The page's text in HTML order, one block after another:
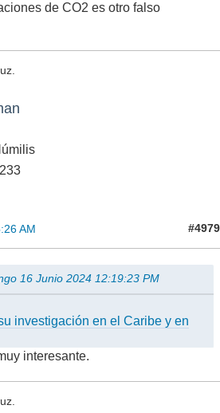
de CO2 es otro falso
AM #4979
16 Junio 2024 12:19:23 PM
investigación en el Caribe y en
interesante.